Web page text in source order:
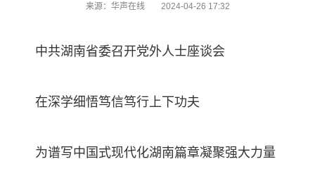
来源：华声在线 2024-04-26 17:32
中共湖南省委召开党外人士座谈会
在深学细悟笃信笃行上下功夫
为谱写中国式现代化湖南篇章凝聚强大力量